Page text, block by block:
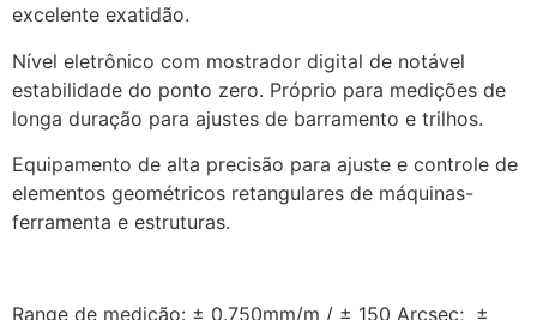
excelente exatidão.
Nível eletrônico com mostrador digital de notável
estabilidade do ponto zero. Próprio para medições de
longa duração para ajustes de barramento e trilhos.
Equipamento de alta precisão para ajuste e controle de
elementos geométricos retangulares de máquinas-
ferramenta e estruturas.
Range de medição: ± 0.750mm/m / ± 150 Arcsec; ±